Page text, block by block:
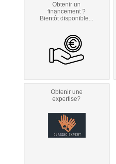
Obtenir un
financement ?
Bientôt disponible...
Obtenir une
expertise?